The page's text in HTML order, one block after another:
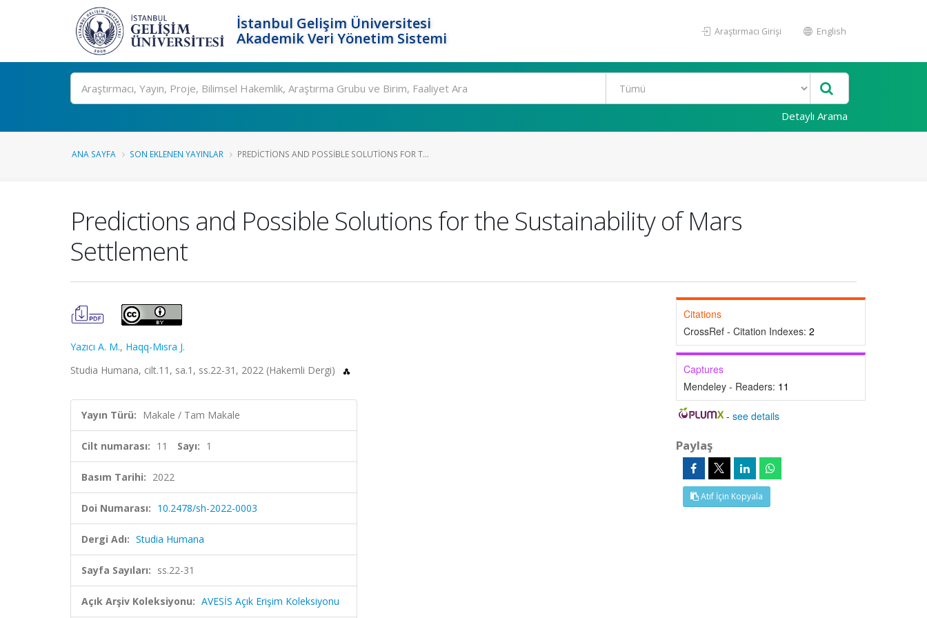
İstanbul Gelişim Üniversitesi
Akademik Veri Yönetim Sistemi
Araştırmacı Girişi English
Ara
Detaylı Arama
ANA SAYFA SON EKLENEN YAYINLAR PREDICTIONS AND POSSIBLE SOLUTIONS FOR T...
Predictions and Possible Solutions for the Sustainability of Mars
Settlement
Yazıcı A. M., Haqq-Mısra J.
Studia Humana, cilt.11, sa.1, ss.22-31, 2022 (Hakemli Dergi)
Yayın Türü: Makale / Tam Makale
Cilt numarası: 11 Sayı: 1
Basım Tarihi: 2022
Doi Numarası: 10.2478/sh-2022-0003
Dergi Adı: Studia Humana
Sayfa Sayıları: ss.22-31
Açık Arşiv Koleksiyonu: AVESİS Açık Erişim Koleksiyonu
Citations
CrossRef - Citation Indexes: 2
Captures
Mendeley - Readers: 11
-see details
Paylaş
Atıf İçin Kopyala